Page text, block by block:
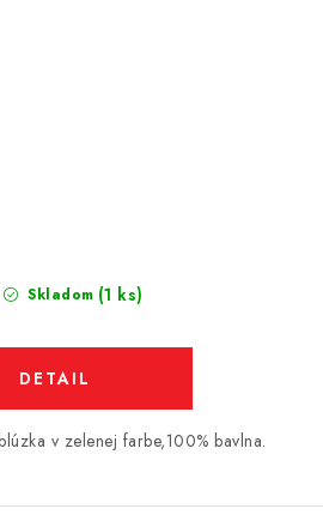
Skladom (1 ks)
DETAIL
v zelenej farbe,100% bavlna.